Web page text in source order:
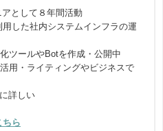
として８年間活動
した社内システムインフラの運
ツールやBotを作成・公開中
用・ライティングやビジネスで
詳しい
ちら